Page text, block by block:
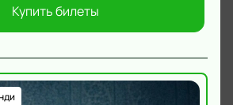
Купить билеты